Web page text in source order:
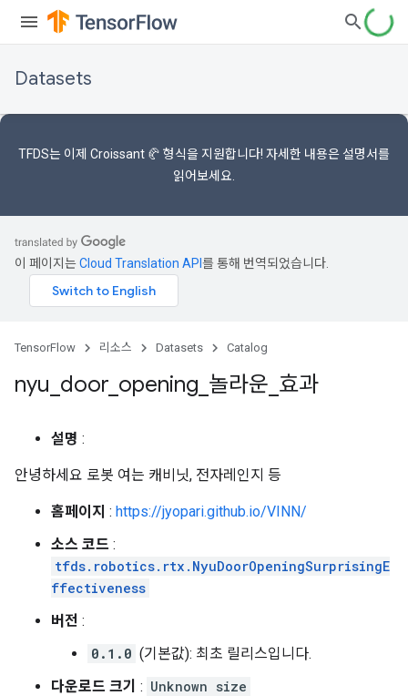
Datasets
TFDS는 이제 Croissant 🥐 형식을 지원합니다! 자세한 내용은 설명서를
읽어보세요.
이 페이지는Cloud Translation API 를 통해 번역되었습니다.
TensorFlow 리소스 Datasets Catalog
nyu door opening 놀라운 효과
설명 :
안녕하세요 로봇 여는 캐비닛, 전자레인지 등
홈페이지 : https://jyopari.github.io/VINN/
소스 코드 :
tfds.robotics.rtx.NyuDoorOpeningSurprisingE
ffectiveness
버전 :
0.1.0 (기본값): 최초 릴리스입니다.
다운로드 크기 : Unknown size